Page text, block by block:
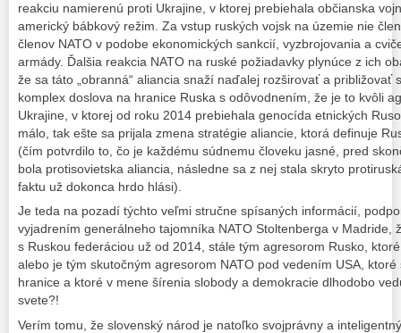
reakciu namierenú proti Ukrajine, v ktorej prebiehala občianska
americký bábkový režim. Za vstup ruských vojsk na územie nie
členov NATO v podobe ekonomických sankcií, vyzbrojovania a
armády. Ďalšia reakcia NATO na ruské požiadavky plynúce z ich
že sa táto „obranná“ aliancia snaží naďalej rozširovať a približovať
komplex doslova na hranice Ruska s odôvodnením, že je to kvôli
Ukrajine, v ktorej od roku 2014 prebiehala genocída etnických
málo, tak ešte sa prijala zmena stratégie aliancie, ktorá definuje
(čím potvrdilo to, čo je každému súdnemu človeku jasné, pred
bola protisovietska aliancia, následne sa z nej stala skryto
faktu už dokonca hrdo hlási).
Je teda na pozadí týchto veľmi stručne spísaných informácií,
vyjadrením generálneho tajomníka NATO Stoltenberga v Madride,
s Ruskou federáciou už od 2014, stále tým agresorom Rusko,
alebo je tým skutočným agresorom NATO pod vedením USA,
hranice a ktoré v mene šírenia slobody a demokracie dlhodobo
svete?!
Verím tomu, že slovenský národ je natoľko svojprávny a